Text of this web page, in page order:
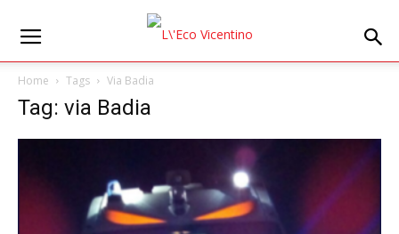
Home Tags Via Badia
Tag: via Badia